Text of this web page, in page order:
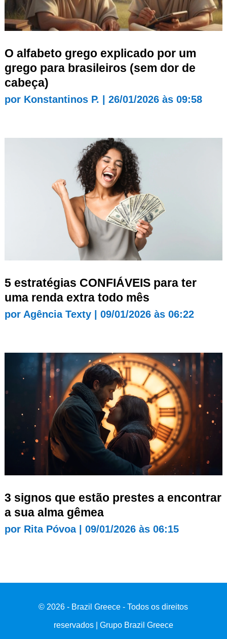
O alfabeto grego explicado por um
grego para brasileiros (sem dor de
cabeça)
por Konstantinos P. 26/01/2026 às 09:58
5 estratégias CONFIÁVEIS para ter
uma renda extra todo mês
por Agência Texty| 09/01/2026 às 06:22
3 signos que estão prestes a encontrar
a sua alma gêmea
por Rita Póvoa| 09/01/2026 às 06:15
© 2026 - Brazil Greece - Todos os direitos
reservados | Grupo Brazil Greece